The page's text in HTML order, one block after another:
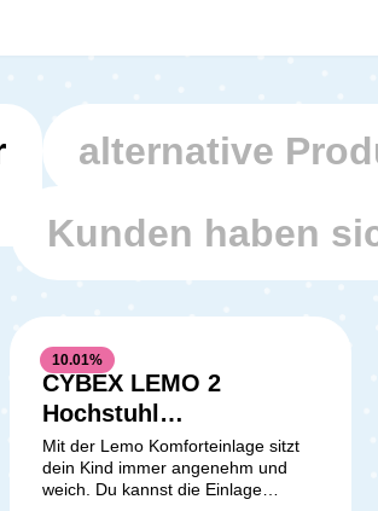
alternative
Kunden haben
von 5 von 5 Sternen
10.01%
CYBEX LEMO 2
Hochstuhl
Komforteinlage - Stone
Blue
Mit der Lemo Komforteinlage sitzt
dein Kind immer angenehm und
weich. Du kannst die Einlage